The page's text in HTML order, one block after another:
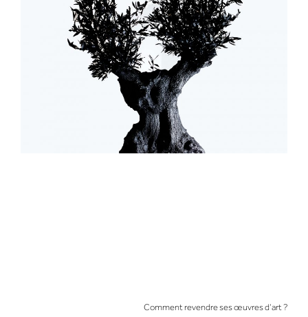
Comment revendre ses œuvres d’art ?